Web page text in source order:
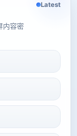
内容密
Latest